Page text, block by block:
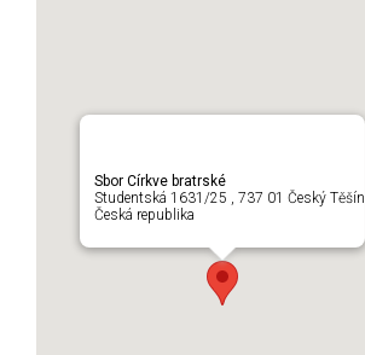
Sbor Církve bratrské
Studentská 1631/25 , 737 01 Český Těšín
Česká republika